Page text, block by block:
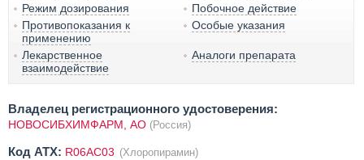
Режим дозирования
Побочное действие
Противопоказания к
применению
Особые указания
Лекарственное
взаимодействие
Аналоги препарата
Владелец регистрационного удостоверения:
НОВОСИБХИМФАРМ, АО (Россия)
Код ATX: R06AC03 (Хлоропирамин)